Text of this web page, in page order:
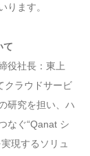
ります。
て
役社長：東上
クラウドサービ
研究を担い、ハ
なぐ“Qanat シ
現するソリュ